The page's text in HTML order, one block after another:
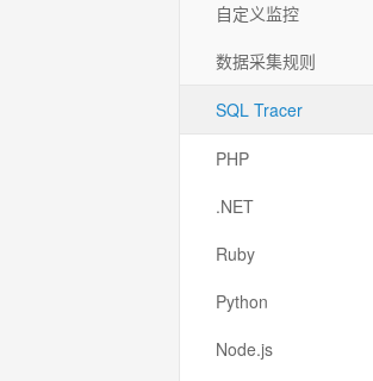
自定义监控
数据采集规则
SQL Tracer
PHP
.NET
Ruby
Python
Node.js